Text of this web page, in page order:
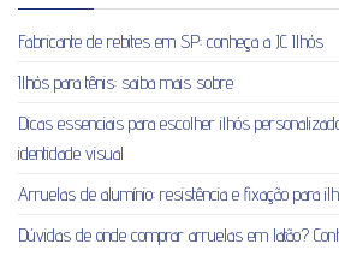
Fabricante de rebites em SP: conheça a JC Ilhós
Ilhós para tênis: saiba mais sobre
Dicas essenciais para escolher ilhós
identidade visual
Arruelas de alumínio: resistência e fixação para
Dúvidas de onde comprar arruelas em latão?